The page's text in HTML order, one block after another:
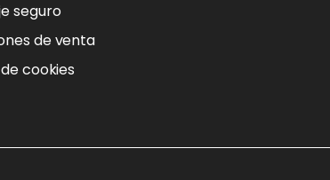
seguro
de venta
cookies